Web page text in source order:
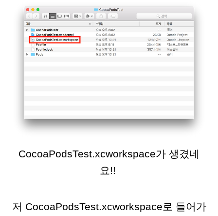
CocoaPodsTest.xcworkspace가 생겼네
요!!
저 CocoaPodsTest.xcworkspace로 들어가